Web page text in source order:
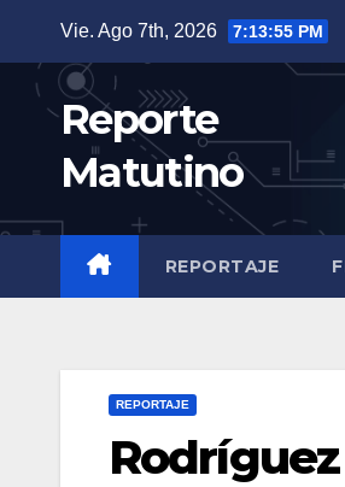
contenido
Vie. Ago 7th, 2026 7:13:56 PM
Reporte
Matutino
REPORTAJE
REPORTAJE